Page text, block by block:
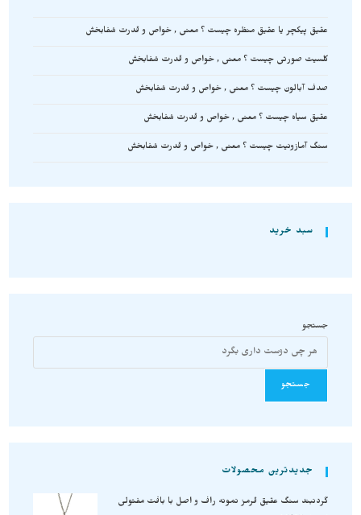
عقیق پیکچر یا عقیق منظره چیست ؟ معنی , خواص و قدرت شفابخش
کلسیت صورتی چیست ؟ معنی , خواص و قدرت شفابخش
صدف آبالون چیست ؟ معنی , خواص و قدرت شفابخش
عقیق سیاه چیست ؟ معنی , خواص و قدرت شفابخش
سنگ آمازونیت چیست ؟ معنی , خواص و قدرت شفابخش
سبد خرید
جستجو
جستجو
جدیدترین محصولات
گردنبند سنگ عقیق قرمز نمونه راف و اصل با بافت مفتولی